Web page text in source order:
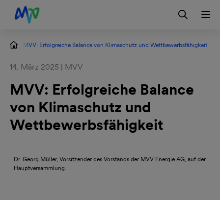
Zur Hauptnavigation springen
Zum Hauptinhalt springen
Zur Footernavigation springen
Kontakt EN Login
MVV: Erfolgreiche Balance von Klimaschutz und Wettbewerbsfähigkeit
14. März 2025 | MVV
MVV: Erfolgreiche Balance
von Klimaschutz und
Wettbewerbsfähigkeit
Dr. Georg Müller, Vorsitzender des Vorstands der MVV Energie AG, auf der
Hauptversammlung.